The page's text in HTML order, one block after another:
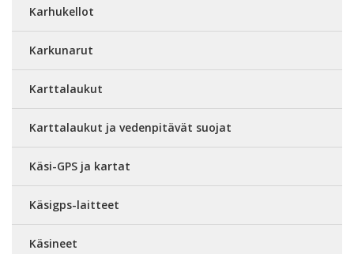
Karhukellot
Karkunarut
Karttalaukut
Karttalaukut ja vedenpitävät suojat
Käsi-GPS ja kartat
Käsigps-laitteet
Käsineet